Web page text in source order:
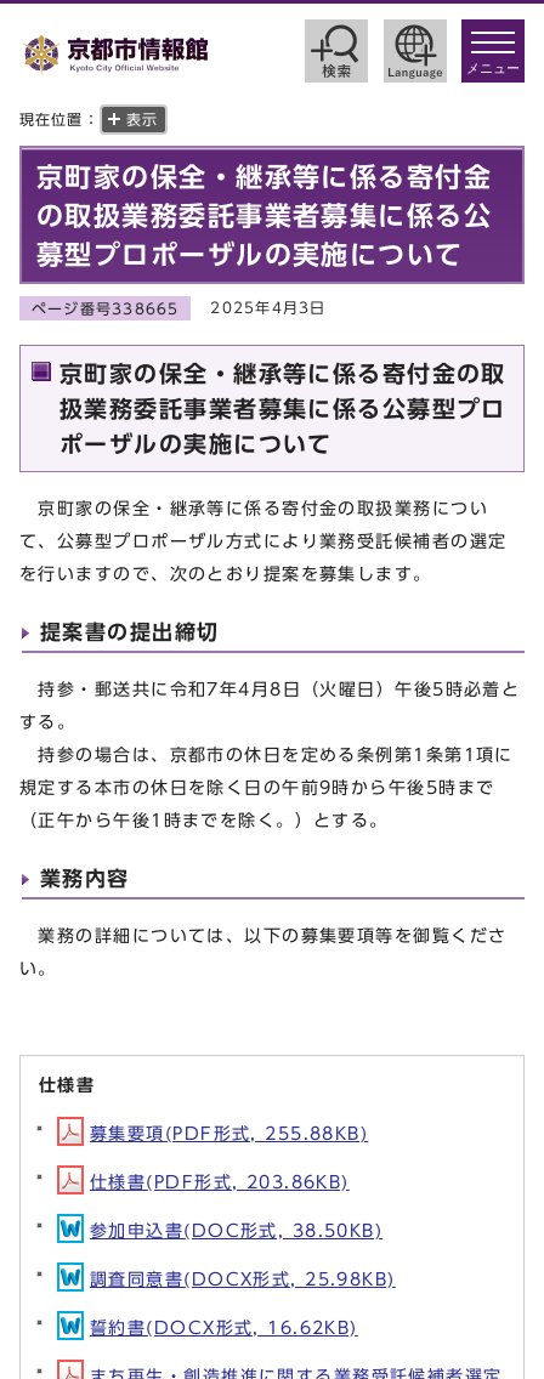
toggle
メニュー
現在位置： 表示
京町家の保全・継承等に係る寄付金
の取扱業務委託事業者募集に係る公
募型プロポーザルの実施について
ページ番号338665 2025年4月3日
京町家の保全・継承等に係る寄付金の取
扱業務委託事業者募集に係る公募型プロ
ポーザルの実施について
京町家の保全・継承等に係る寄付金の取扱業務につい
て、公募型プロポーザル方式により業務受託候補者の選定
を行いますので、次のとおり提案を募集します。
提案書の提出締切
持参・郵送共に令和7年4月8日（火曜日）午後5時必着と
する。
持参の場合は、京都市の休日を定める条例第1条第1項に
規定する本市の休日を除く日の午前9時から午後5時まで
（正午から午後1時までを除く。）とする。
業務内容
業務の詳細については、以下の募集要項等を御覧くださ
い。
仕様書
募集要項(PDF形式, 255.88KB)
仕様書(PDF形式, 203.86KB)
参加申込書(DOC形式, 38.50KB)
調査同意書(DOCX形式, 25.98KB)
誓約書(DOCX形式, 16.62KB)